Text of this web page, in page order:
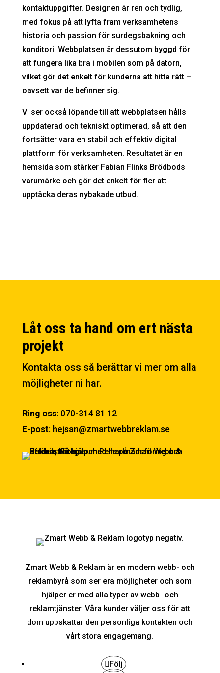
kontaktuppgifter. Designen är ren och tydlig,
med fokus på att lyfta fram verksamhetens
historia och passion för surdegsbakning och
konditori. Webbplatsen är dessutom byggd för
att fungera lika bra i mobilen som på datorn,
vilket gör det enkelt för kunderna att hitta rätt –
oavsett var de befinner sig.
Vi ser också löpande till att webbplatsen hålls
uppdaterad och tekniskt optimerad, så att den
fortsätter vara en stabil och effektiv digital
plattform för verksamheten. Resultatet är en
hemsida som stärker Fabian Flinks Brödbods
varumärke och gör det enkelt för fler att
upptäcka deras nybakade utbud.
Låt oss ta hand om ert nästa
projekt
Kontakta oss så berättar vi mer om alla
möjligheter ni har.
Ring oss: 070-314 81 12
E-post: hejsan@zmartwebbreklam.se
Zmart Webb & Reklam är en modern webb- och
reklambyrå som ser era möjligheter och som
hjälper er med alla typer av webb- och
reklamtjänster. Våra kunder väljer oss för att
dom uppskattar den personliga kontakten och
vårt stora engagemang.
Följ